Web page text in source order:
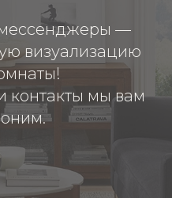
—
визуализацию
контакты мы вам